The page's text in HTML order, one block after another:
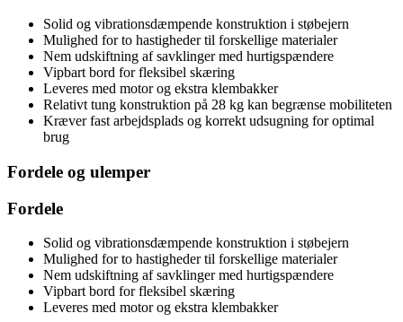
Solid og vibrationsdæmpende konstruktion i støbejern
Mulighed for to hastigheder til forskellige materialer
Nem udskiftning af savklinger med hurtigspændere
Vipbart bord for fleksibel skæring
Leveres med motor og ekstra klembakker
Relativt tung konstruktion på 28 kg kan begrænse mobiliteten
Kræver fast arbejdsplads og korrekt udsugning for optimal
brug
Fordele og ulemper
Fordele
Solid og vibrationsdæmpende konstruktion i støbejern
Mulighed for to hastigheder til forskellige materialer
Nem udskiftning af savklinger med hurtigspændere
Vipbart bord for fleksibel skæring
Leveres med motor og ekstra klembakker